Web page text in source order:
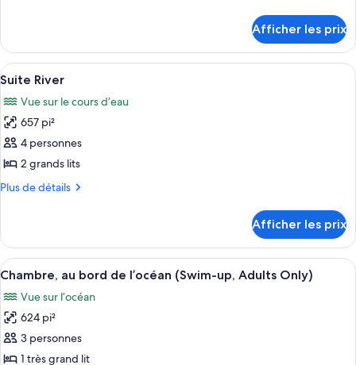
Suite,
vue
sur
l’océan
Suite,
vue
sur
Afficher les prix
Afficher
toutes
les
photos
pour
ce
type
Suite
River
Un hamac sur un balcon, avec vue
5
Suite River
Vue sur le cours d’eau
657 pi²
4 personnes
2 grands lits
Plus de détails
Plus
Suite
River
Afficher les prix
Afficher
toutes
les
photos
pour
ce
Un espace piscine agrémenté d’un
6
Chambre, au bord de l’océan (Swim-up, Adults Only)
Vue sur l’océan
624 pi²
3 personnes
1 très grand lit